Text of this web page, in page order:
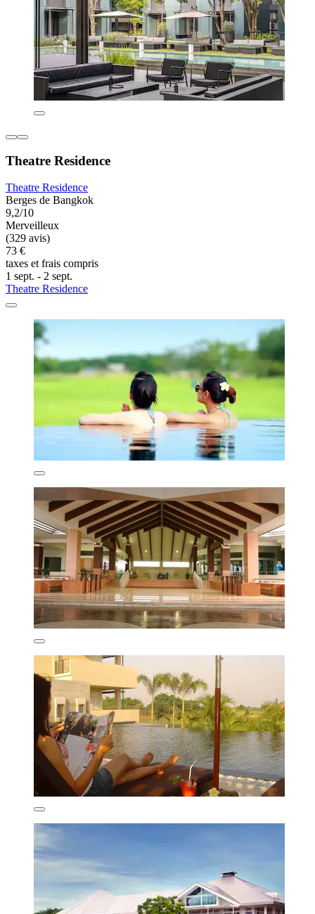
Theatre Residence
Theatre Residence
Berges de Bangkok
9,2/10
Merveilleux
(329 avis)
73 €
taxes et frais compris
1 sept. - 2 sept.
Theatre Residence